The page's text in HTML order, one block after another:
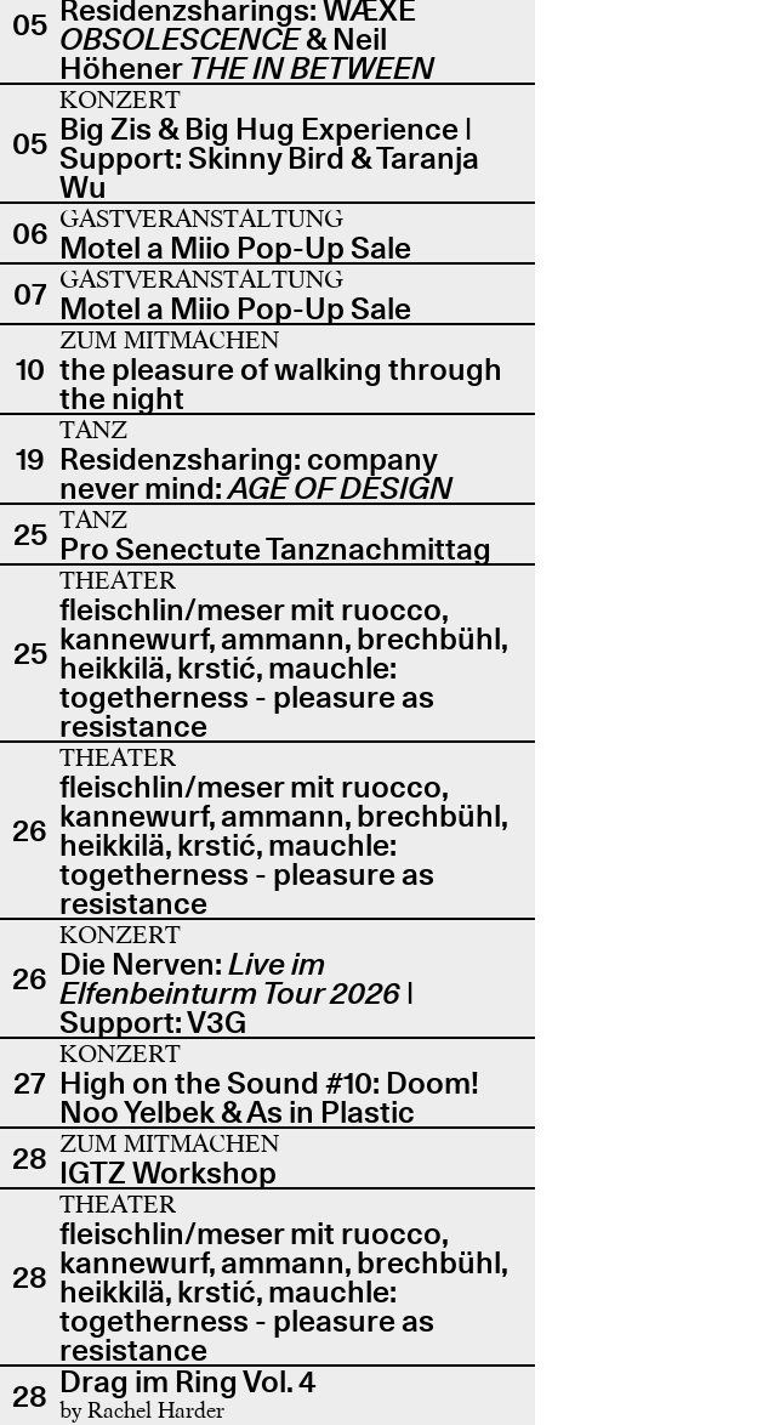
05 Residenzsharings: WÆXE
OBSOLESCENCE& Neil
Höhener THE IN BETWEEN
05
KONZERT
Big Zis & Big Hug Experience |
Support: Skinny Bird & Taranja
Wu
06 GASTVERANSTALTUNG
Motel a Miio Pop-Up Sale
07 GASTVERANSTALTUNG
Motel a Miio Pop-Up Sale
10
ZUM MITMACHEN
the pleasure of walking through
the night
19
TANZ
Residenzsharing: company
never mind:AGE OF DESIGN
25 TANZ
Pro Senectute Tanznachmittag
25
THEATER
fleischlin/meser mit ruocco,
kannewurf, ammann, brechbühl,
heikkilä, krstić, mauchle:
togetherness - pleasure as
resistance
26
THEATER
fleischlin/meser mit ruocco,
kannewurf, ammann, brechbühl,
heikkilä, krstić, mauchle:
togetherness - pleasure as
resistance
26
KONZERT
Die Nerven:Live im
Elfenbeinturm Tour 2026 |
Support: V3G
27
KONZERT
High on the Sound #10: Doom!
Noo Yelbek & As in Plastic
28 ZUM MITMACHEN
IGTZ Workshop
28
THEATER
fleischlin/meser mit ruocco,
kannewurf, ammann, brechbühl,
heikkilä, krstić, mauchle:
togetherness - pleasure as
resistance
28 Drag im Ring Vol. 4
by Rachel Harder